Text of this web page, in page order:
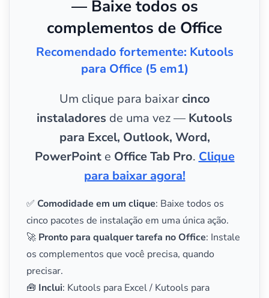
— Baixe todos os
complementos de Office
Recomendado fortemente: Kutools
para Office (5 em1)
Um clique para baixarcinco
instaladores de uma vez — Kutools
para Excel, Outlook, Word,
PowerPointe Office Tab Pro. Clique
para baixar agora!
✅ Comodidade em um clique: Baixe todos os
cinco pacotes de instalação em uma única ação.
🚀 Pronto para qualquer tarefa no Office: Instale
os complementos que você precisa, quando
precisar.
🧰 Inclui: Kutools para Excel / Kutools para